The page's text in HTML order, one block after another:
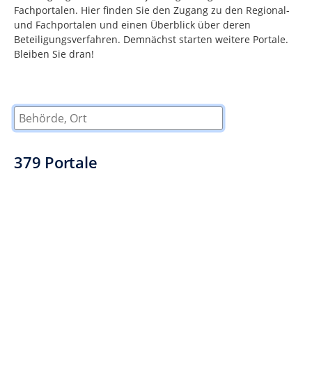
Fachportalen. Hier finden Sie den Zugang zu den Regional-
und Fachportalen und einen Überblick über deren
Beteiligungsverfahren. Demnächst starten weitere Portale.
Bleiben Sie dran!
Behörde, Ort
379 Portale